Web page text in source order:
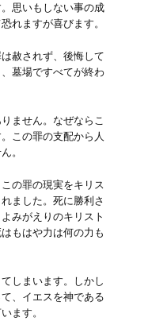
思いもしない事の成
れますが喜びます。
赦されず、後悔して
墓場ですべてが終わ
ません。なぜならこ
この罪の支配から人
。
の罪の現実をキリス
ました。死に勝利さ
みがえりのキリスト
もはや力は何の力も
しまいます。しかし
、イエスを神である
ます。